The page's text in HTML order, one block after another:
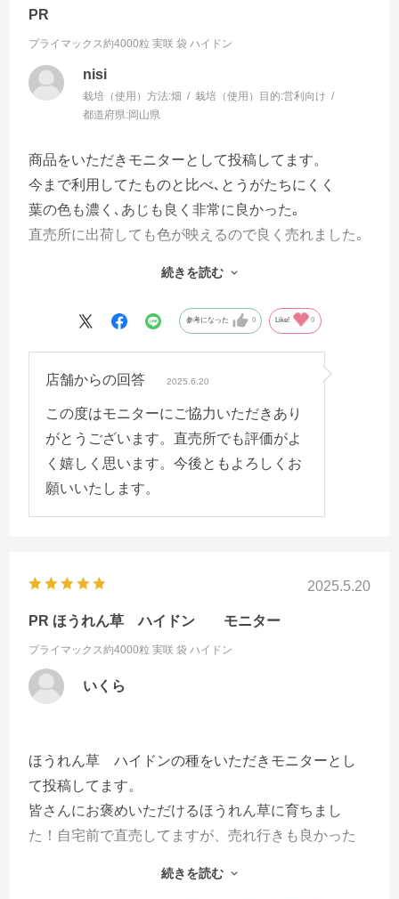
PR
プライマックス約4000粒 実咲 袋 ハイドン
nisi
栽培（使用）方法:畑 栽培（使用）目的:営利向け
都道府県:岡山県
商品をいただきモニターとして投稿してます。
今まで利用してたものと比べ､とうがたちにくく
葉の色も濃く､あじも良く非常に良かった｡
直売所に出荷しても色が映えるので良く売れました｡
モニターして良かったです｡
続きを読む
参考になった 0 Like! 0
店舗からの回答 2025.6.20
この度はモニターにご協力いただきあり
がとうございます。直売所でも評価がよ
く嬉しく思います。今後ともよろしくお
願いいたします。
2025.5.20
PR ほうれん草 ハイドン モニター
プライマックス約4000粒 実咲 袋 ハイドン
いくら
ほうれん草 ハイドンの種をいただきモニターとし
て投稿してます。
皆さんにお褒めいただけるほうれん草に育ちまし
た！自宅前で直売してますが、売れ行きも良かった
葉っぱが絡まりにくく、収穫のしやすいことがとて
続きを読む